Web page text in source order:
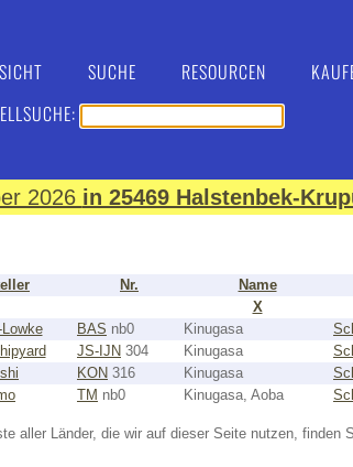
SUCHE RESOURCEN
2026 in 25469 Halstenbek-
Nr. Name
X
BAS nb0 Kinugasa
JS-IJN 304 Kinugasa
KON 316 Kinugasa
TM nb0 Kinugasa, Aoba
aller Länder, die wir auf dieser Seite nutzen, finden